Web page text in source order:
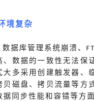
境复杂
数据库管理系统崩溃、
、数据的一致性无法保
大多采用创建触发器、
贝磁盘、拷贝流量等方
据同步性能和容错等方